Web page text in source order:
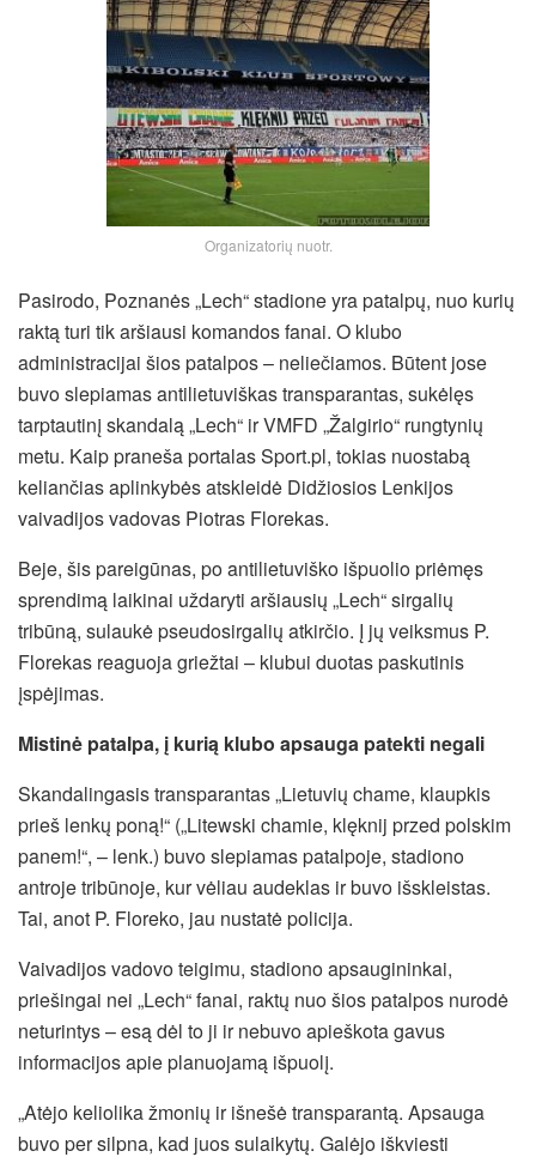
Organizatorių nuotr.
Pasirodo, Poznanės „Lech“ stadione yra patalpų, nuo kurių
raktą turi tik aršiausi komandos fanai. O klubo
administracijai šios patalpos – neliečiamos. Būtent jose
buvo slepiamas antilietuviškas transparantas, sukėlęs
tarptautinį skandalą „Lech“ ir VMFD „Žalgirio“ rungtynių
metu. Kaip praneša portalas Sport.pl, tokias nuostabą
keliančias aplinkybės atskleidė Didžiosios Lenkijos
vaivadijos vadovas Piotras Florekas.
Beje, šis pareigūnas, po antilietuviško išpuolio priėmęs
sprendimą laikinai uždaryti aršiausių „Lech“ sirgalių
tribūną, sulaukė pseudosirgalių atkirčio. Į jų veiksmus P.
Florekas reaguoja griežtai – klubui duotas paskutinis
įspėjimas.
Mistinė patalpa, į kurią klubo apsauga patekti negali
Skandalingasis transparantas „Lietuvių chame, klaupkis
prieš lenkų poną!“ („Litewski chamie, klęknij przed polskim
panem!“, – lenk.) buvo slepiamas patalpoje, stadiono
antroje tribūnoje, kur vėliau audeklas ir buvo išskleistas.
Tai, anot P. Floreko, jau nustatė policija.
Vaivadijos vadovo teigimu, stadiono apsaugininkai,
priešingai nei „Lech“ fanai, raktų nuo šios patalpos nurodė
neturintys – esą dėl to ji ir nebuvo apieškota gavus
informacijos apie planuojamą išpuolį.
„Atėjo keliolika žmonių ir išnešė transparantą. Apsauga
buvo per silpna, kad juos sulaikytų. Galėjo iškviesti